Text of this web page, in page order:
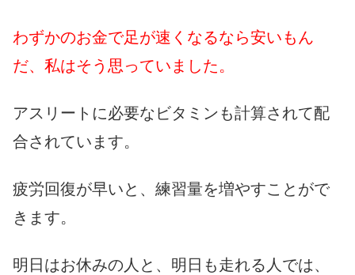
わずかのお金で足が速くなるなら安いもん
だ、私はそう思っていました。
アスリートに必要なビタミンも計算されて配
合されています。
疲労回復が早いと、練習量を増やすことがで
きます。
明日はお休みの人と、明日も走れる人では、